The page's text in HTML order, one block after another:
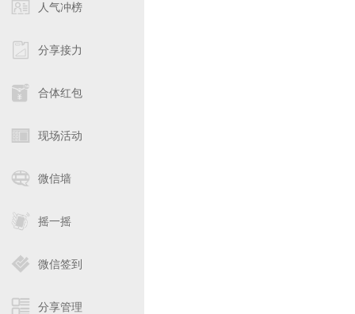
人气冲榜
分享接力
合体红包
现场活动
微信墙
摇一摇
微信签到
分享管理